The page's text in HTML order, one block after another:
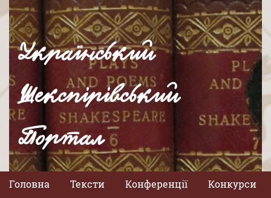
Український
Шекспірівський
Портал
Головна Тексти Конференції
Конкурси